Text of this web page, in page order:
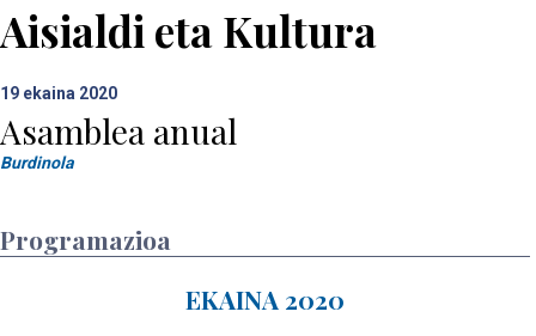
Aisialdi eta Kultura
19 ekaina 2020
Asamblea anual
Burdinola
Programazioa
EKAINA 2020